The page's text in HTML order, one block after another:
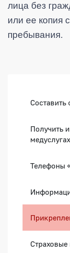
лица без
или ее копия
пребывания.
Получить
Телефоны